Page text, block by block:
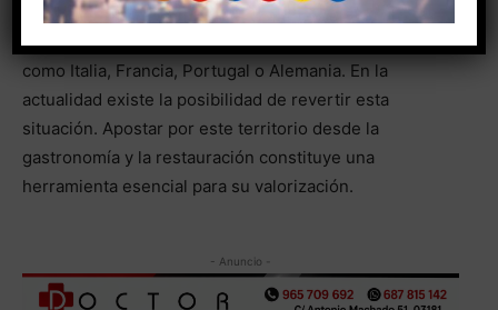
La Mata ha sido un entorno vitivinícola único desde
hace cientos de años, llegando a exportar a países
como Italia, Francia, Portugal o Alemania. En la
actualidad existe la posibilidad de revertir esta
situación. Apostar por este territorio desde la
gastronomía y la restauración constituye una
herramienta esencial para su valorización.
- Anuncio -